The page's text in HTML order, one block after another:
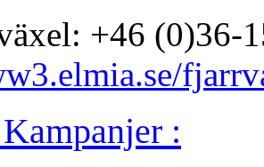
+46 (0)36-
: